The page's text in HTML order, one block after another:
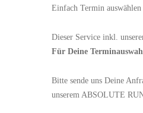
Einfach Termin auswählen
Dieser Service inkl.
Für Deine
Bitte sende uns Deine
unserem ABSOLUTE